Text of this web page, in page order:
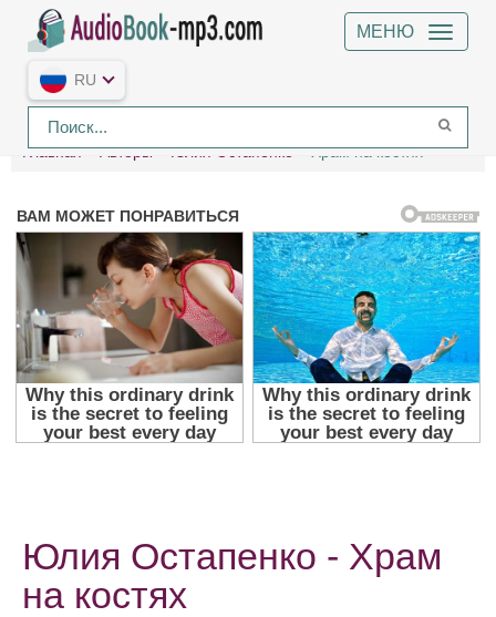
МЕНЮ
RU
Главная Авторы Юлия Остапенко Храм на костях
Юлия Остапенко - Храм
на костях